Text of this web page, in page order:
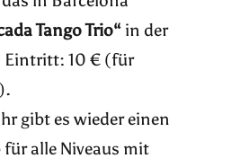
Tango Trio“ in der
Eintritt: 10 € (für
gibt es wieder einen
alle Niveaus mit